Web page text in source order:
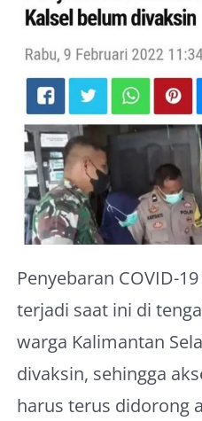
Penyebaran COVID-
terjadi saat ini di
warga Kalimantan
divaksin, sehingga
harus terus didorong